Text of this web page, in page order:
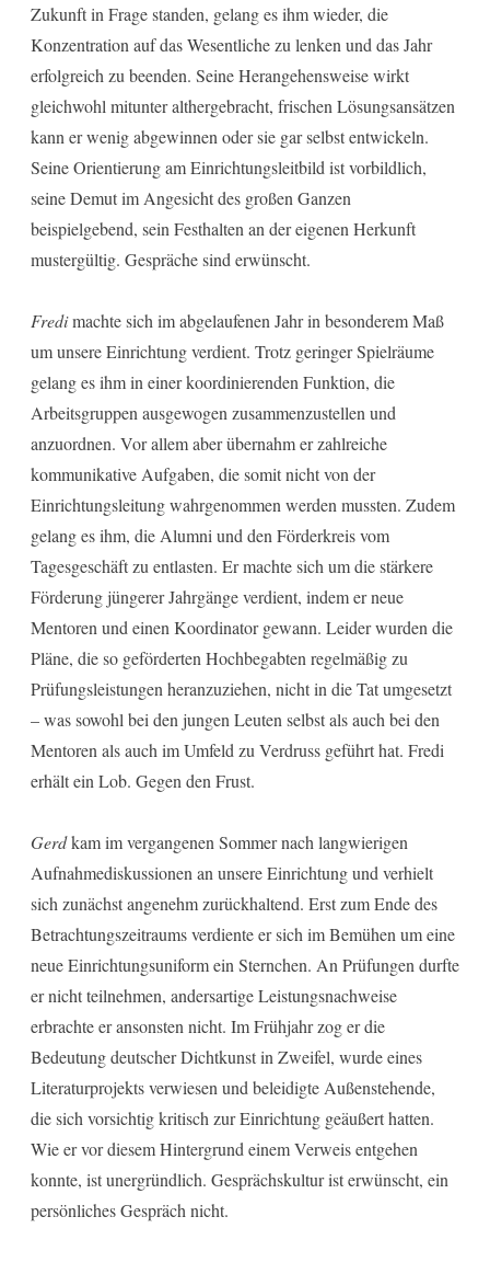
Zukunft in Frage standen, gelang es ihm wieder, die
Konzentration auf das Wesentliche zu lenken und das Jahr
erfolgreich zu beenden. Seine Herangehensweise wirkt
gleichwohl mitunter althergebracht, frischen Lösungsansätzen
kann er wenig abgewinnen oder sie gar selbst entwickeln.
Seine Orientierung am Einrichtungsleitbild ist vorbildlich,
seine Demut im Angesicht des großen Ganzen
beispielgebend, sein Festhalten an der eigenen Herkunft
mustergültig. Gespräche sind erwünscht.
Fredimachte sich im abgelaufenen Jahr in besonderem Maß
um unsere Einrichtung verdient. Trotz geringer Spielräume
gelang es ihm in einer koordinierenden Funktion, die
Arbeitsgruppen ausgewogen zusammenzustellen und
anzuordnen. Vor allem aber übernahm er zahlreiche
kommunikative Aufgaben, die somit nicht von der
Einrichtungsleitung wahrgenommen werden mussten. Zudem
gelang es ihm, die Alumni und den Förderkreis vom
Tagesgeschäft zu entlasten. Er machte sich um die stärkere
Förderung jüngerer Jahrgänge verdient, indem er neue
Mentoren und einen Koordinator gewann. Leider wurden die
Pläne, die so geförderten Hochbegabten regelmäßig zu
Prüfungsleistungen heranzuziehen, nicht in die Tat umgesetzt
– was sowohl bei den jungen Leuten selbst als auch bei den
Mentoren als auch im Umfeld zu Verdruss geführt hat. Fredi
erhält ein Lob. Gegen den Frust.
Gerdkam im vergangenen Sommer nach langwierigen
Aufnahmediskussionen an unsere Einrichtung und verhielt
sich zunächst angenehm zurückhaltend. Erst zum Ende des
Betrachtungszeitraums verdiente er sich im Bemühen um eine
neue Einrichtungsuniform ein Sternchen. An Prüfungen durfte
er nicht teilnehmen, andersartige Leistungsnachweise
erbrachte er ansonsten nicht. Im Frühjahr zog er die
Bedeutung deutscher Dichtkunst in Zweifel, wurde eines
Literaturprojekts verwiesen und beleidigte Außenstehende,
die sich vorsichtig kritisch zur Einrichtung geäußert hatten.
Wie er vor diesem Hintergrund einem Verweis entgehen
konnte, ist unergründlich. Gesprächskultur ist erwünscht, ein
persönliches Gespräch nicht.